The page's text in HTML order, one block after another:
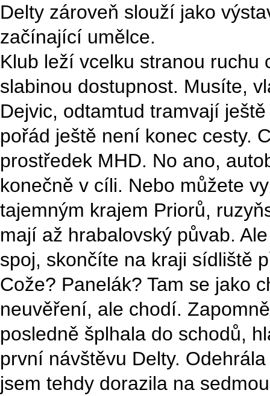
Delty zároveň slouží jako
začínající umělce.
Klub leží vcelku stranou ruchu
slabinou dostupnost. Musíte,
Dejvic, odtamtud tramvají
pořád ještě není konec cesty.
prostředek MHD. No ano,
konečně v cíli. Nebo můžete
tajemným krajem Priorů,
mají až hrabalovský půvab.
spoj, skončíte na kraji sídliště
Cože? Panelák? Tam se jako
neuvěření, ale chodí.
posledně šplhala do schodů,
první návštěvu Delty.
jsem tehdy dorazila na